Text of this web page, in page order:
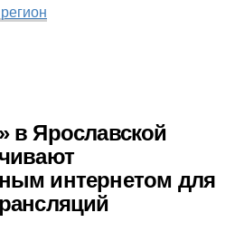
в Ярославской
интернетом для